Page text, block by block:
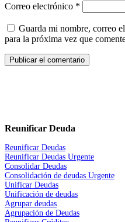
Correo electrónico *
Guarda mi nombre, correo
para la próxima vez que
Reunificar Deuda
Reunificar Deudas
Reunificar Deudas Urgente
Consolidar Deudas
Consolidación de deudas Urgente
Unificar Deudas
Unificación de deudas
Agrupar deudas
Agrupación de Deudas